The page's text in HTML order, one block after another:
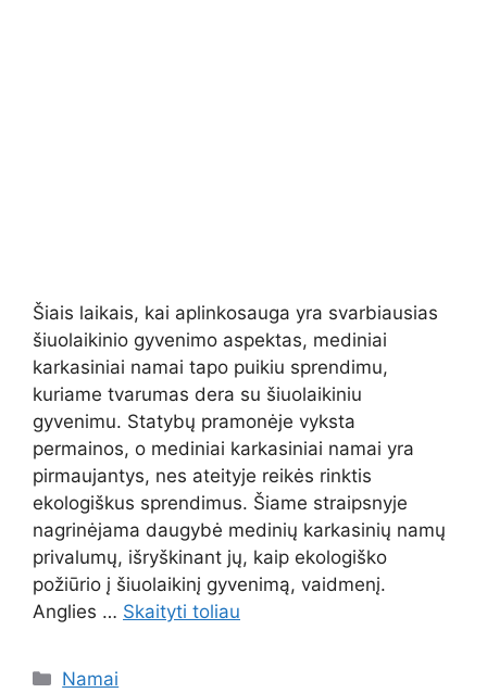
Šiais laikais, kai aplinkosauga yra svarbiausias
šiuolaikinio gyvenimo aspektas, mediniai
karkasiniai namai tapo puikiu sprendimu,
kuriame tvarumas dera su šiuolaikiniu
gyvenimu. Statybų pramonėje vyksta
permainos, o mediniai karkasiniai namai yra
pirmaujantys, nes ateityje reikės rinktis
ekologiškus sprendimus. Šiame straipsnyje
nagrinėjama daugybė medinių karkasinių namų
privalumų, išryškinant jų, kaip ekologiško
požiūrio į šiuolaikinį gyvenimą, vaidmenį.
Anglies … Skaityti toliau
Kategorijos
Namai